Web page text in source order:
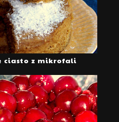
ciasto z mikrofali